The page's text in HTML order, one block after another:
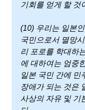
기회를 얻게 할 것
(10) 우리는 일본
국민으로서 멸망
리 포로를 학대하
에 대하여는 엄중
일본 국민 간에 민
장애가 되는 것은
사상의 자유 및 기